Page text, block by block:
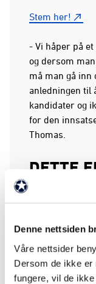
Denne nettsiden
Våre nettsider
Dersom de ikke
fungere, vil de
Stem her!
- Vi håper på
og dersom
må man gå inn
anledningen til
kandidater og
for den
Thomas.
DETTE
1. Branns
Ballklubb)
4. Eli
5. Elisabeth
6. Flemming